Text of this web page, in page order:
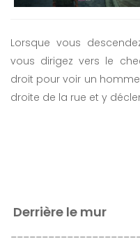
Lorsque vous
vous dirigez vers le
droit pour voir un
droite de la rue et y
Derrière le mur